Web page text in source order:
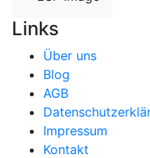
Links
Über uns
Blog
AGB
Impressum
Kontakt